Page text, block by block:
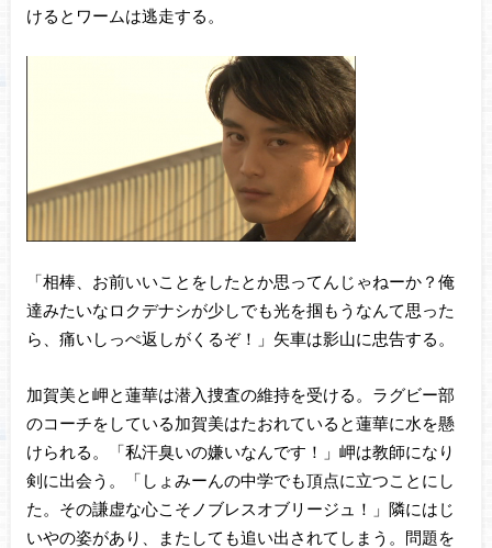
けるとワームは逃走する。
「相棒、お前いいことをしたとか思ってんじゃねーか？俺
達みたいなロクデナシが少しでも光を掴もうなんて思った
ら、痛いしっぺ返しがくるぞ！」矢車は影山に忠告する。
加賀美と岬と蓮華は潜入捜査の維持を受ける。ラグビー部
のコーチをしている加賀美はたおれていると蓮華に水を懸
けられる。「私汗臭いの嫌いなんです！」岬は教師になり
剣に出会う。「しょみーんの中学でも頂点に立つことにし
た。その謙虚な心こそノブレスオブリージュ！」隣にはじ
いやの姿があり、またしても追い出されてしまう。問題を